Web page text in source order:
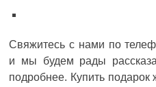
Свяжитесь с нами по
и мы будем рады
подробнее. Купить